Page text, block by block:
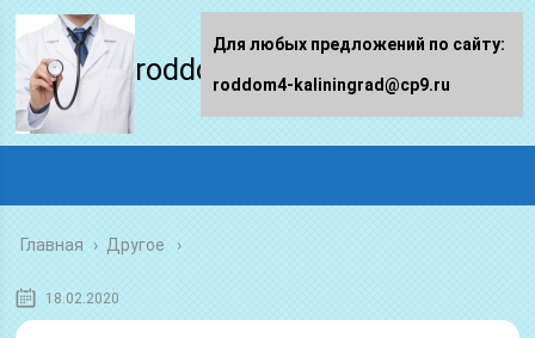
roddom4-kaliningrad.ru
Главная › Другое
18.02.2020
Для любых предложений по сайту:
roddom4-kaliningrad@cp9.ru